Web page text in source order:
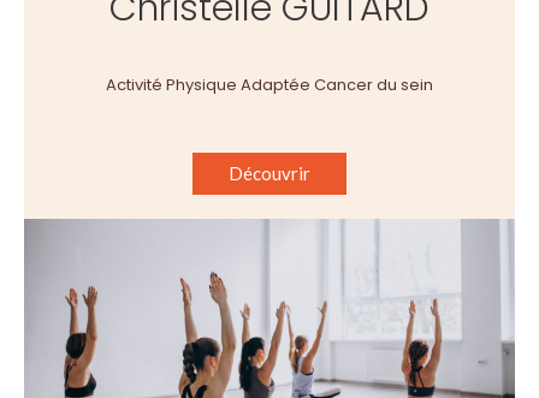
Activité Physique Adaptée Cancer du sein
Découvrir